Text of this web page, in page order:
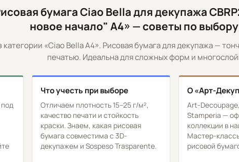
бумага Ciao Bella для декупажа
новое начало" А4» — советы по
категории «Ciao Bella А4». Рисовая бумага для декупажа —
печатью. Идеальна для сложных форм и
Что учесть при выборе
Отличаем плотность 15–25 г/м²,
качество печати и стойкость
краски. Знаем, какая рисовая
бумага совместима с 3D-
декупажем и Sospeso Trasparente.
О «Арт-
Art-
Stamperia —
коллекции в
Мастер-
рисовой